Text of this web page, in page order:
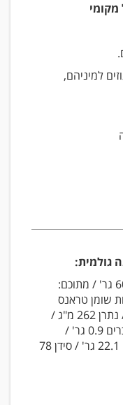
למיניהם,
אנרגיה 687 קל' / סך השומנים 60.2 גר' / מתוכם:
גר' / חומצות שומן טראנס
פחות מ-0.1 גר' / כולסטרול 2 מ"ג / נתרן 262 מ"ג /
סך הפחמימות 141 גר' / מתוכן: סוכרים 0.9 גר' /
סיבים תזונתיים 1.22 גר' / חלבונים 22.1 גר' / סידן 78